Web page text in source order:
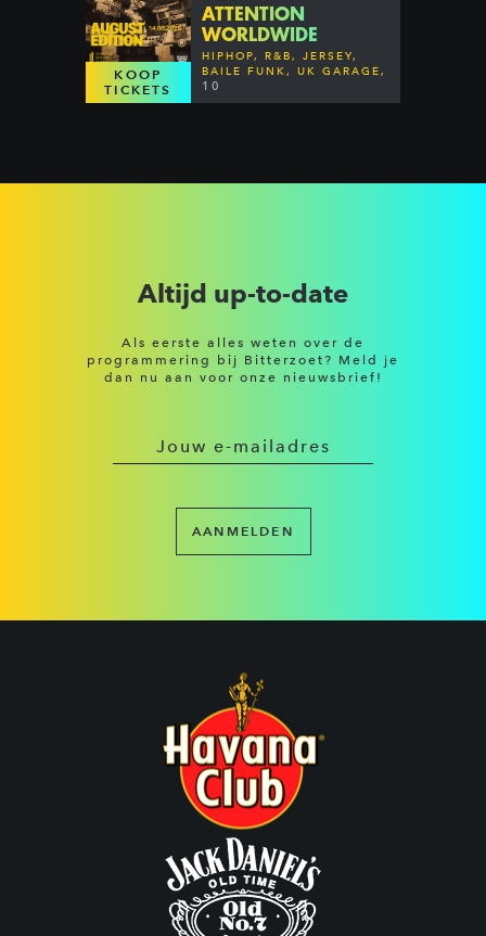
KOOP
TICKETS
ATTENTION
WORLDWIDE
HIPHOP, R&B, JERSEY,
BAILE FUNK, UK GARAGE,
DANCEHALL & MORE
10
Altijd up-to-date
Als eerste alles weten over de
programmering bij Bitterzoet? Meld je
dan nu aan voor onze nieuwsbrief!
AANMELDEN